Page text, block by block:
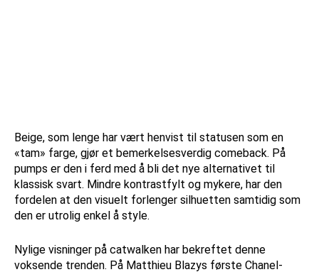
Beige, som lenge har vært henvist til statusen som en
«tam» farge, gjør et bemerkelsesverdig comeback. På
pumps er den i ferd med å bli det nye alternativet til
klassisk svart. Mindre kontrastfylt og mykere, har den
fordelen at den visuelt forlenger silhuetten samtidig som
den er utrolig enkel å style.
Nylige visninger på catwalken har bekreftet denne
voksende trenden. På Matthieu Blazys første Chanel-